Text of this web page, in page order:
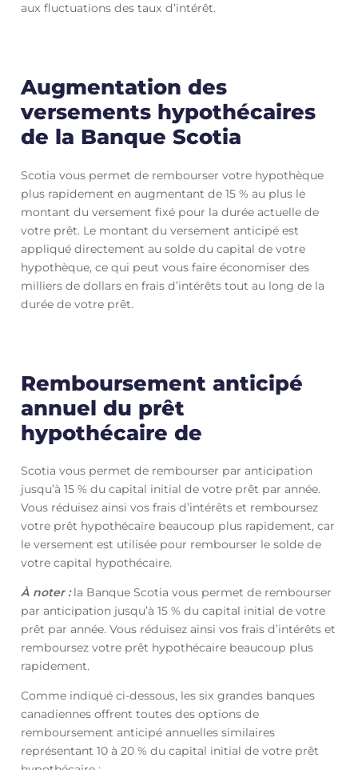
aux fluctuations des taux d’intérêt.
Augmentation des
versements hypothécaires
de la Banque Scotia
Scotia vous permet de rembourser votre hypothèque
plus rapidement en augmentant de 15 % au plus le
montant du versement fixé pour la durée actuelle de
votre prêt. Le montant du versement anticipé est
appliqué directement au solde du capital de votre
hypothèque, ce qui peut vous faire économiser des
milliers de dollars en frais d’intérêts tout au long de la
durée de votre prêt.
Remboursement anticipé
annuel du prêt
hypothécaire de
Scotia vous permet de rembourser par anticipation
jusqu’à 15 % du capital initial de votre prêt par année.
Vous réduisez ainsi vos frais d’intérêts et remboursez
votre prêt hypothécaire beaucoup plus rapidement, car
le versement est utilisée pour rembourser le solde de
votre capital hypothécaire.
À noter :la Banque Scotia vous permet de rembourser
par anticipation jusqu’à 15 % du capital initial de votre
prêt par année. Vous réduisez ainsi vos frais d’intérêts et
remboursez votre prêt hypothécaire beaucoup plus
rapidement.
Comme indiqué ci-dessous, les six grandes banques
canadiennes offrent toutes des options de
remboursement anticipé annuelles similaires
représentant 10 à 20 % du capital initial de votre prêt